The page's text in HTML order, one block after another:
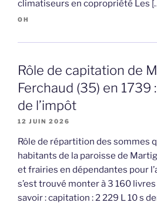
climatiseurs en copropriété Les
OH
Rôle de capitation de
Ferchaud (35) en 1739
de l’impôt
12 JUIN 2026
Rôle de répartition des sommes
habitants de la paroisse de
et frairies en dépendantes pour
s’est trouvé monter à 3 160
savoir : capitation : 2 229 L 10 s